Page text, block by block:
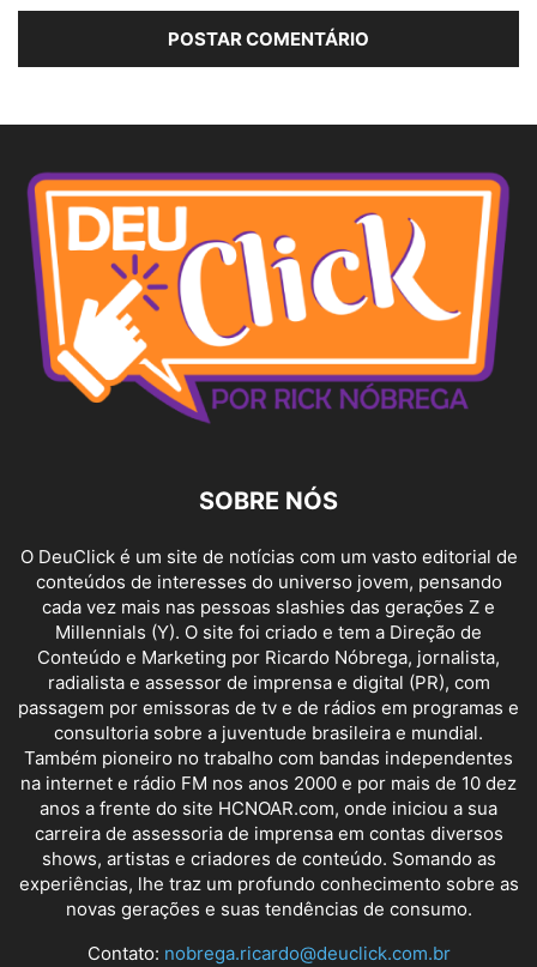
SOBRE NÓS
O DeuClick é um site de notícias com um vasto editorial de
conteúdos de interesses do universo jovem, pensando
cada vez mais nas pessoas slashies das gerações Z e
Millennials (Y). O site foi criado e tem a Direção de
Conteúdo e Marketing por Ricardo Nóbrega, jornalista,
radialista e assessor de imprensa e digital (PR), com
passagem por emissoras de tv e de rádios em programas e
consultoria sobre a juventude brasileira e mundial.
Também pioneiro no trabalho com bandas independentes
na internet e rádio FM nos anos 2000 e por mais de 10 dez
anos a frente do site HCNOAR.com, onde iniciou a sua
carreira de assessoria de imprensa em contas diversos
shows, artistas e criadores de conteúdo. Somando as
experiências, lhe traz um profundo conhecimento sobre as
novas gerações e suas tendências de consumo.
Contato: nobrega.ricardo@deuclick.com.br